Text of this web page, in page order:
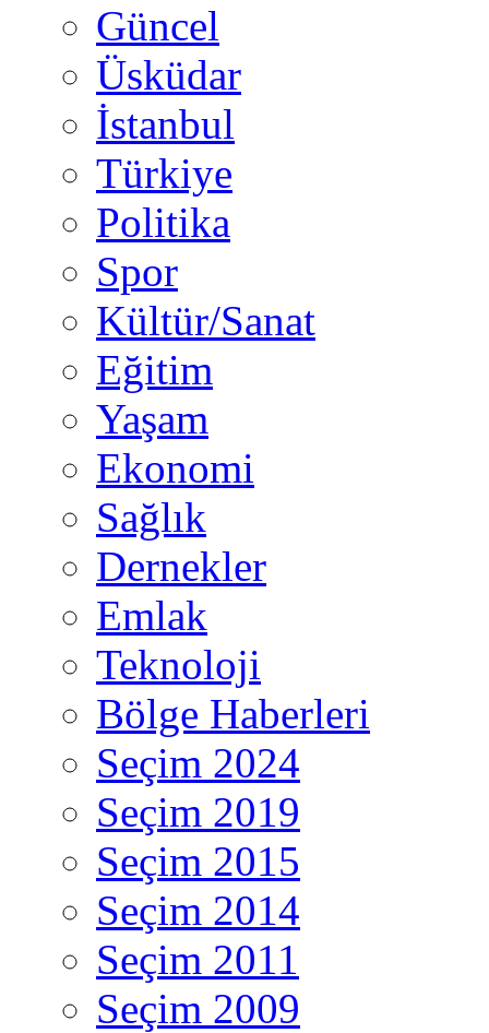
Güncel
Üsküdar
İstanbul
Türkiye
Politika
Spor
Kültür/Sanat
Eğitim
Yaşam
Ekonomi
Sağlık
Dernekler
Emlak
Teknoloji
Bölge Haberleri
Seçim 2024
Seçim 2019
Seçim 2015
Seçim 2014
Seçim 2011
Seçim 2009